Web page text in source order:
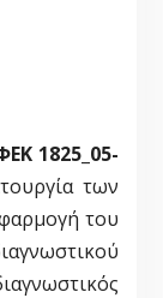
1825_05-
των
του
γνωστικού
γνωστικός